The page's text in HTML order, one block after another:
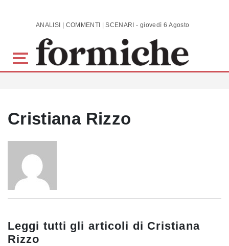
Skip to main content ANALISI | COMMENTI | SCENARI - giovedì 6 Agosto 2026
Cristiana Rizzo
Leggi tutti gli articoli di Cristiana
Rizzo